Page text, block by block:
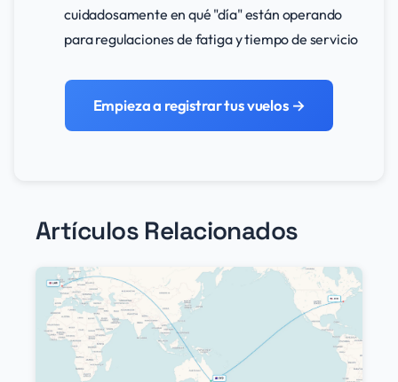
cuidadosamente en qué "día" están operando
para regulaciones de fatiga y tiempo de servicio
Empieza a registrar tus vuelos →
Artículos Relacionados